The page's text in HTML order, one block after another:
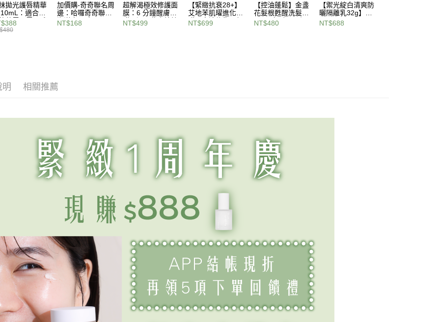
拋光護唇精華
：適合沙
荒唇，雲朵系
質地不黏膩，
加價購-奇奇聯名周
邊：哈囉奇奇聯名
海洋水晶貼
NT$168
超解渴極效修護面
膜：6 分鐘醒膚面
膜！運用燕麥精粹
多醣體，搭配高保
NT$499
【緊緻抗衰28+】
艾地苯肌曜進化面
膜：高速修復，超
緊緻有感的向上面
NT$699
【控油蓬鬆】金盞
花髮根甦醒洗髮餅
80g：無矽靈！溫
和洗淨力！扁塌髮
NT$480
【禦光綻白清爽防
曬隔離乳32g】
SPF50★★★★ 日
常通勤族高防護係
NT$688
明 相關推薦